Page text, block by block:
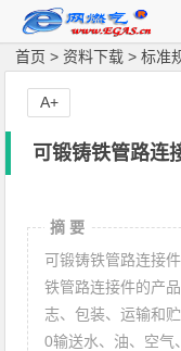
首页 >资料下载 >标准
可锻铸铁管路连
摘 要
可锻铸铁管路连接
铁管路连接件的产
志、包装、运输和
0输送水、油、空气
A+